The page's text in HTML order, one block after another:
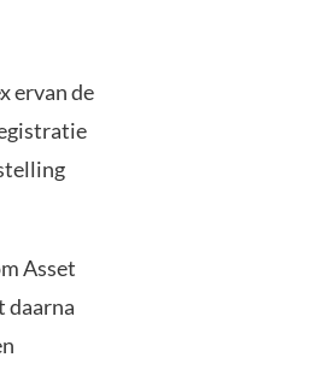
ervan de
Asset
daarna